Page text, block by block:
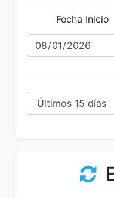
Fecha Inicio